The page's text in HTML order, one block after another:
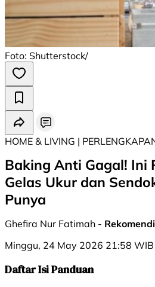
Foto: Shutterstock/
HOME & LIVING |
Baking Anti Gagal! Ini
Gelas Ukur dan
Punya
Ghefira Nur Fatimah -
Minggu, 24 May 2026 21:58 WIB
Daftar Isi Panduan